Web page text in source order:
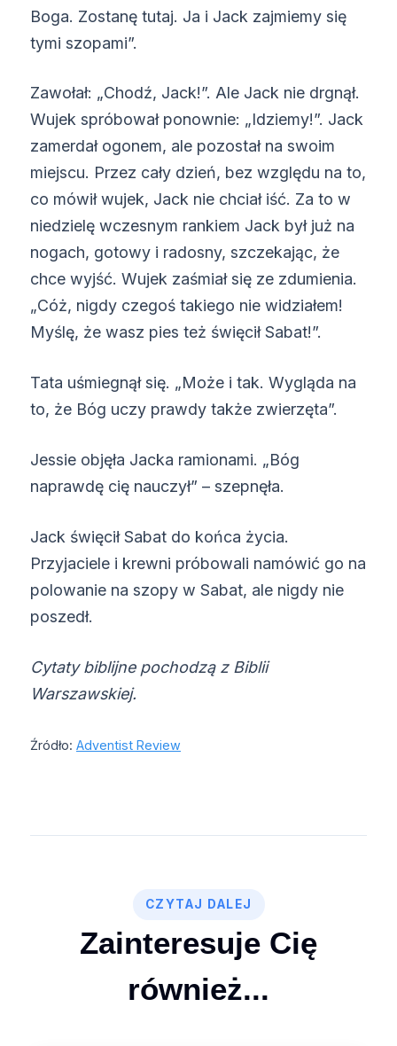
Boga. Zostanę tutaj. Ja i Jack zajmiemy się
tymi szopami”.
Zawołał: „Chodź, Jack!”. Ale Jack nie drgnął.
Wujek spróbował ponownie: „Idziemy!”. Jack
zamerdał ogonem, ale pozostał na swoim
miejscu. Przez cały dzień, bez względu na to,
co mówił wujek, Jack nie chciał iść. Za to w
niedzielę wczesnym rankiem Jack był już na
nogach, gotowy i radosny, szczekając, że
chce wyjść. Wujek zaśmiał się ze zdumienia.
„Cóż, nigdy czegoś takiego nie widziałem!
Myślę, że wasz pies też święcił Sabat!”.
Tata uśmiegnął się. „Może i tak. Wygląda na
to, że Bóg uczy prawdy także zwierzęta”.
Jessie objęła Jacka ramionami. „Bóg
naprawdę cię nauczył” – szepnęła.
Jack święcił Sabat do końca życia.
Przyjaciele i krewni próbowali namówić go na
polowanie na szopy w Sabat, ale nigdy nie
poszedł.
Cytaty biblijne pochodzą z Biblii
Warszawskiej.
Źródło: Adventist Review
CZYTAJ DALEJ
Zainteresuje Cię
również...